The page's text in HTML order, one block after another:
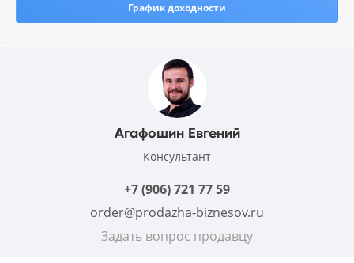
График доходности
Агафошин Евгений
Консультант
+7 (906) 721 77 59
order@prodazha-biznesov.ru
Задать вопрос продавцу